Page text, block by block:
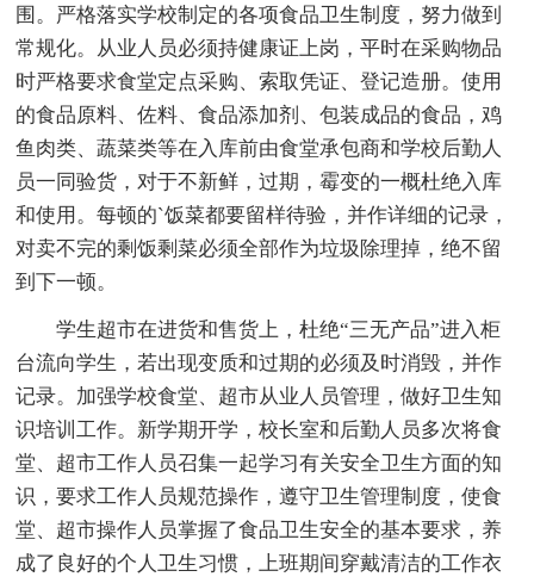
围。严格落实学校制定的各项食品卫生制度，努力做到
常规化。从业人员必须持健康证上岗，平时在采购物品
时严格要求食堂定点采购、索取凭证、登记造册。使用
的食品原料、佐料、食品添加剂、包装成品的食品，鸡
鱼肉类、蔬菜类等在入库前由食堂承包商和学校后勤人
员一同验货，对于不新鲜，过期，霉变的一概杜绝入库
和使用。每顿的`饭菜都要留样待验，并作详细的记录，
对卖不完的剩饭剩菜必须全部作为垃圾除理掉，绝不留
到下一顿。
学生超市在进货和售货上，杜绝“三无产品”进入柜
台流向学生，若出现变质和过期的必须及时消毁，并作
记录。加强学校食堂、超市从业人员管理，做好卫生知
识培训工作。新学期开学，校长室和后勤人员多次将食
堂、超市工作人员召集一起学习有关安全卫生方面的知
识，要求工作人员规范操作，遵守卫生管理制度，使食
堂、超市操作人员掌握了食品卫生安全的基本要求，养
成了良好的个人卫生习惯，上班期间穿戴清洁的工作衣